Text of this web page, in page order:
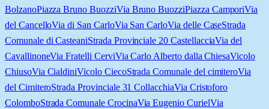
BolzanoPiazza Bruno BuozziVia Bruno BuozziPiazza CamporiVia
del CancelloVia di San CarloVia San CarloVia delle CaseStrada
Comunale di CasteaniStrada Provinciale 20 CastellacciaVia del
CavallinoneVia Fratelli CerviVia Carlo Alberto dalla ChiesaVicolo
ChiusoVia CialdiniVicolo CiecoStrada Comunale del cimiteroVia
del CimiteroStrada Provinciale 31 CollacchiaVia Cristoforo
ColomboStrada Comunale CrocinaVia Eugenio CurielVia